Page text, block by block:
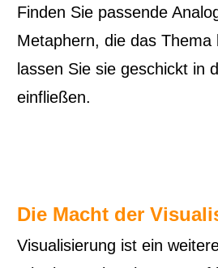
Finden Sie passende
Metaphern, die das Thema
lassen Sie sie geschickt in
einfließen.
Die Macht der
Visualisierung ist ein